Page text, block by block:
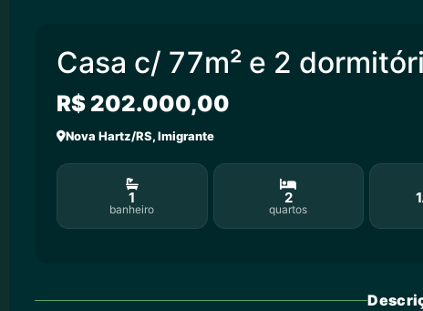
Casa c/ 77m² e 2
R$ 202.000,00
Nova Hartz/RS, Imigrante
1
banheiro
2
quartos